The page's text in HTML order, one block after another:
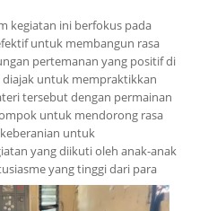
kegiatan ini berfokus pada
untuk membangun rasa
pertemanan yang positif di
diajak untuk mempraktikkan
tersebut dengan permainan
untuk mendorong rasa
untuk
yang diikuti oleh anak-anak
yang tinggi dari para